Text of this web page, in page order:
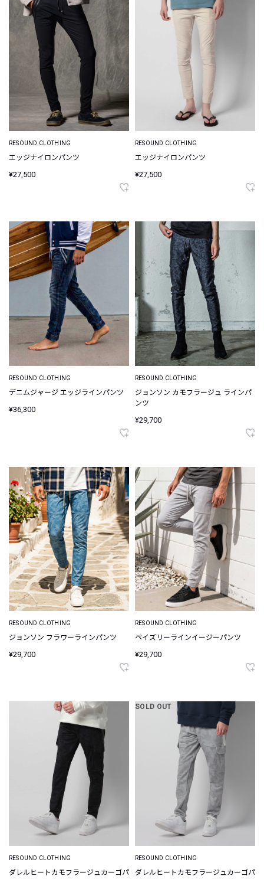
RESOUND CLOTHING
エッジナイロンパンツ
¥27,500
RESOUND CLOTHING
エッジナイロンパンツ
¥27,500
RESOUND CLOTHING
デニムジャージ エッジラインパンツ
¥36,300
RESOUND CLOTHING
ジョンソン カモフラージュ ラインパ
ンツ
¥29,700
RESOUND CLOTHING
ジョンソン フラワーラインパンツ
¥29,700
RESOUND CLOTHING
ペイズリーラインイージーパンツ
¥29,700
RESOUND CLOTHING
ダレルヒートカモフラージュカーゴパ
SOLD OUT
RESOUND CLOTHING
ダレルヒートカモフラージュカーゴパ